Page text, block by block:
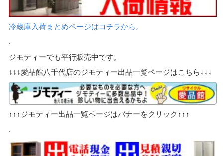
冷蔵庫入荷まとめページはコチラから。
.
ジモティーでも平行販売中です。
↓↓↓愛品館八千代店のジモティー出品一覧ページはこちら↓↓↓
↑↑↑ジモティー出品一覧ページはバナーをクリック↑↑↑
.